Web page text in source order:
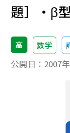
題］・β
高 数学
公開日： 2007